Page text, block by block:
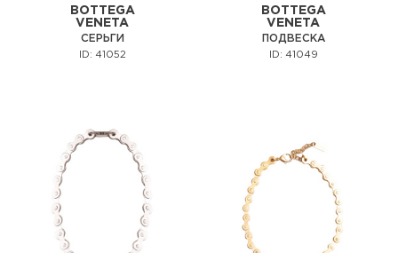
BOTTEGA
VENETA
СЕРЬГИ
ID: 41052
BOTTEGA
VENETA
ПОДВЕСКА
ID: 41049